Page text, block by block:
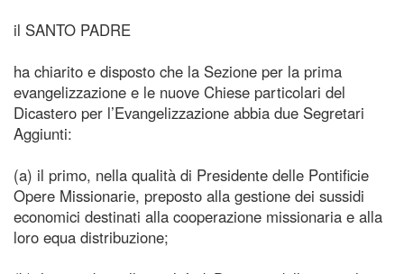
il SANTO PADRE
ha chiarito e disposto che la Sezione per la prima
evangelizzazione e le nuove Chiese particolari del
Dicastero per l’Evangelizzazione abbia due Segretari
Aggiunti:
(a) il primo, nella qualità di Presidente delle Pontificie
Opere Missionarie, preposto alla gestione dei sussidi
economici destinati alla cooperazione missionaria e alla
loro equa distribuzione;